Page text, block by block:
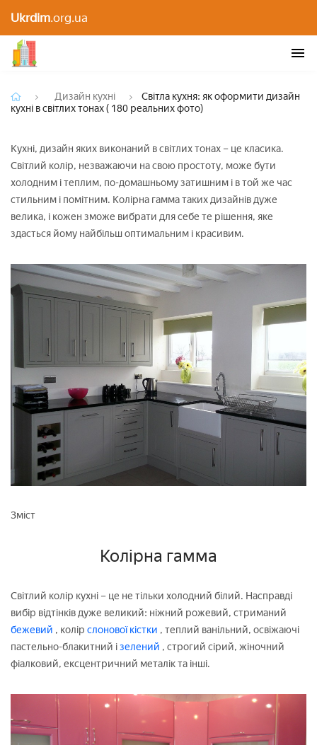
Ukrdim.org.ua
тонах ( 180 реальних фото)
Дизайн кухні
Світла кухня: як оформити дизайн
кухні в світлих тонах ( 180 реальних фото)
Кухні, дизайн яких виконаний в світлих тонах – це класика.
Світлий колір, незважаючи на свою простоту, може бути
холодним і теплим, по-домашньому затишним і в той же час
стильним і помітним. Колірна гамма таких дизайнів дуже
велика, і кожен зможе вибрати для себе те рішення, яке
здасться йому найбільш оптимальним і красивим.
Зміст
Колірна гамма
Світлий колір кухні – це не тільки холодний білий. Насправді
вибір відтінків дуже великий: ніжний рожевий, стриманий
бежевий , колір слонової кістки , теплий ванільний, освіжаючі
пастельно-блакитний ізелений , строгий сірий, жіночний
фіалковий, ексцентричний металік та інші.